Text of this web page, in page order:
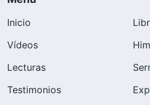
Inicio
Vídeos
Lecturas
Testimonios